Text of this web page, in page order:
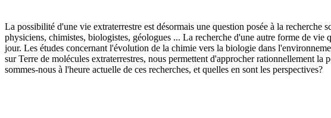
La possibilité d'une vie extraterrestre est désormais une question posée à la
physiciens, chimistes, biologistes, géologues ... La recherche d'une autre forme de
jour. Les études concernant l'évolution de la chimie vers la biologie dans
sur Terre de molécules extraterrestres, nous permettent d'approcher rationnellement
sommes-nous à l'heure actuelle de ces recherches, et quelles en sont les perspectives?